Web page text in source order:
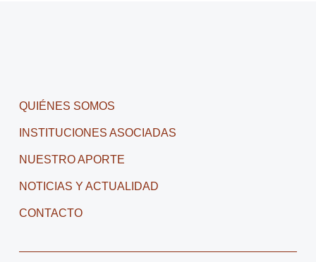
QUIÉNES SOMOS
INSTITUCIONES ASOCIADAS
NUESTRO APORTE
NOTICIAS Y ACTUALIDAD
CONTACTO